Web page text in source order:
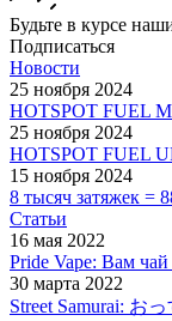
Будьте в курсе
Подписаться
Новости
25 ноября 2024
HOTSPOT FUEL
25 ноября 2024
HOTSPOT FUEL
15 ноября 2024
8 тысяч затяжек =
Статьи
16 мая 2022
Pride Vape: Вам
30 марта 2022
Street Samurai: おっ